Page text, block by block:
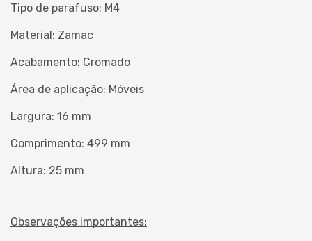
Tipo de parafuso: M4
Material: Zamac
Acabamento: Cromado
Área de aplicação: Móveis
Largura: 16 mm
Comprimento: 499 mm
Altura: 25 mm
Observações importantes: